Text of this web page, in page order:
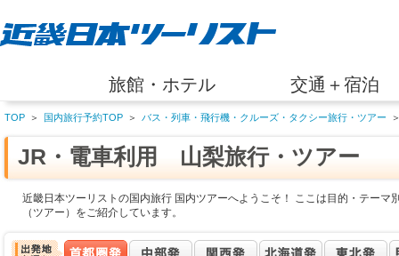
旅館・ホテル 交通＋宿泊
TOP ＞ 国内旅行予約TOP ＞ バス・列車・飛行機・クルーズ・タクシー旅行・ツアー
JR・電車利用 山梨旅行・ツアー
近畿日本ツーリストの国内旅行 国内ツアーへようこそ！ ここは目的・テー
（ツアー）をご紹介しています。